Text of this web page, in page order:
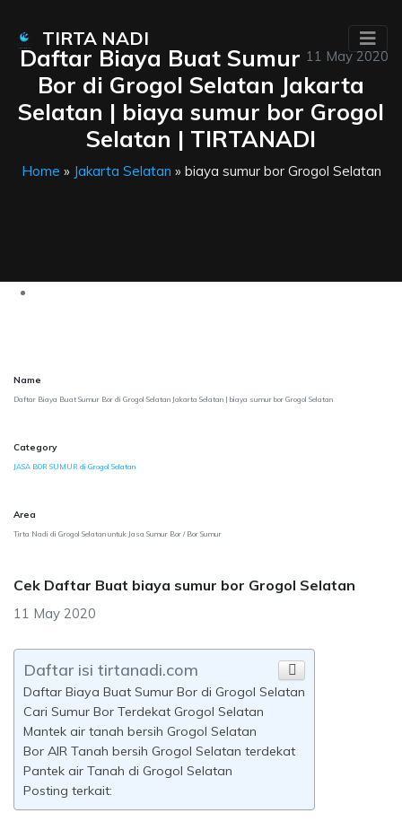
TIRTA NADI
11 May 2020
Daftar Biaya Buat Sumur
Bor di Grogol Selatan Jakarta
Selatan | biaya sumur bor Grogol
Selatan | TIRTANADI
Home » Jakarta Selatan » biaya sumur bor Grogol Selatan
Name
Daftar Biaya Buat Sumur Bor di Grogol Selatan Jakarta Selatan | biaya sumur bor Grogol Selatan
Category
JASA BOR SUMUR di Grogol Selatan
Area
Tirta Nadi di Grogol Selatan untuk Jasa Sumur Bor / Bor Sumur
Cek Daftar Buat biaya sumur bor Grogol Selatan
11 May 2020
Daftar isi tirtanadi.com
Daftar Biaya Buat Sumur Bor di Grogol Selatan
Cari Sumur Bor Terdekat Grogol Selatan
Mantek air tanah bersih Grogol Selatan
Bor AIR Tanah bersih Grogol Selatan terdekat
Pantek air Tanah di Grogol Selatan
Posting terkait: